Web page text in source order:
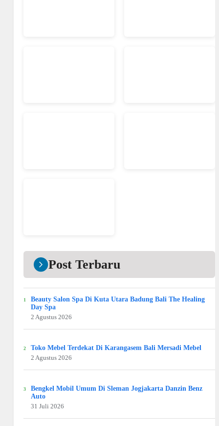
Post Terbaru
Beauty Salon Spa Di Kuta Utara Badung Bali The Healing
Day Spa
2 Agustus 2026
Toko Mebel Terdekat Di Karangasem Bali Mersadi Mebel
2 Agustus 2026
Bengkel Mobil Umum Di Sleman Jogjakarta Danzin Benz
Auto
31 Juli 2026